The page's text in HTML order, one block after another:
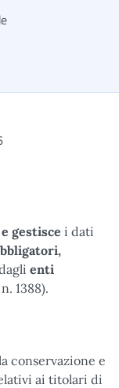
gestisce i dati
enti
1388).
conservazione e
ai titolari di